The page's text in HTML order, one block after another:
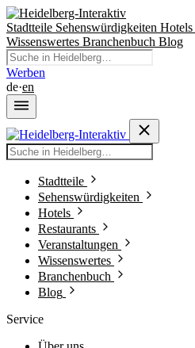
Stadtteile Sehenswürdigkeiten Hotels
Wissenswertes Branchenbuch Blog
Werben
de·en
Stadtteile
Sehenswürdigkeiten
Hotels
Restaurants
Veranstaltungen
Wissenswertes
Branchenbuch
Blog
Service